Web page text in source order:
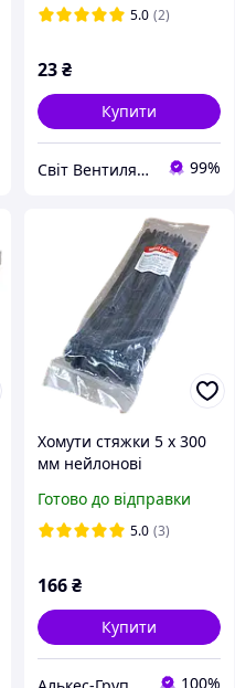
5.0 (2)
23₴
Купити
Світ Вентиляції 99%
Хомути стяжки 5 х 300
мм нейлонові
шт./уп. WoffMann
Готово до відправки
5.0 (3)
166₴
Купити
100%